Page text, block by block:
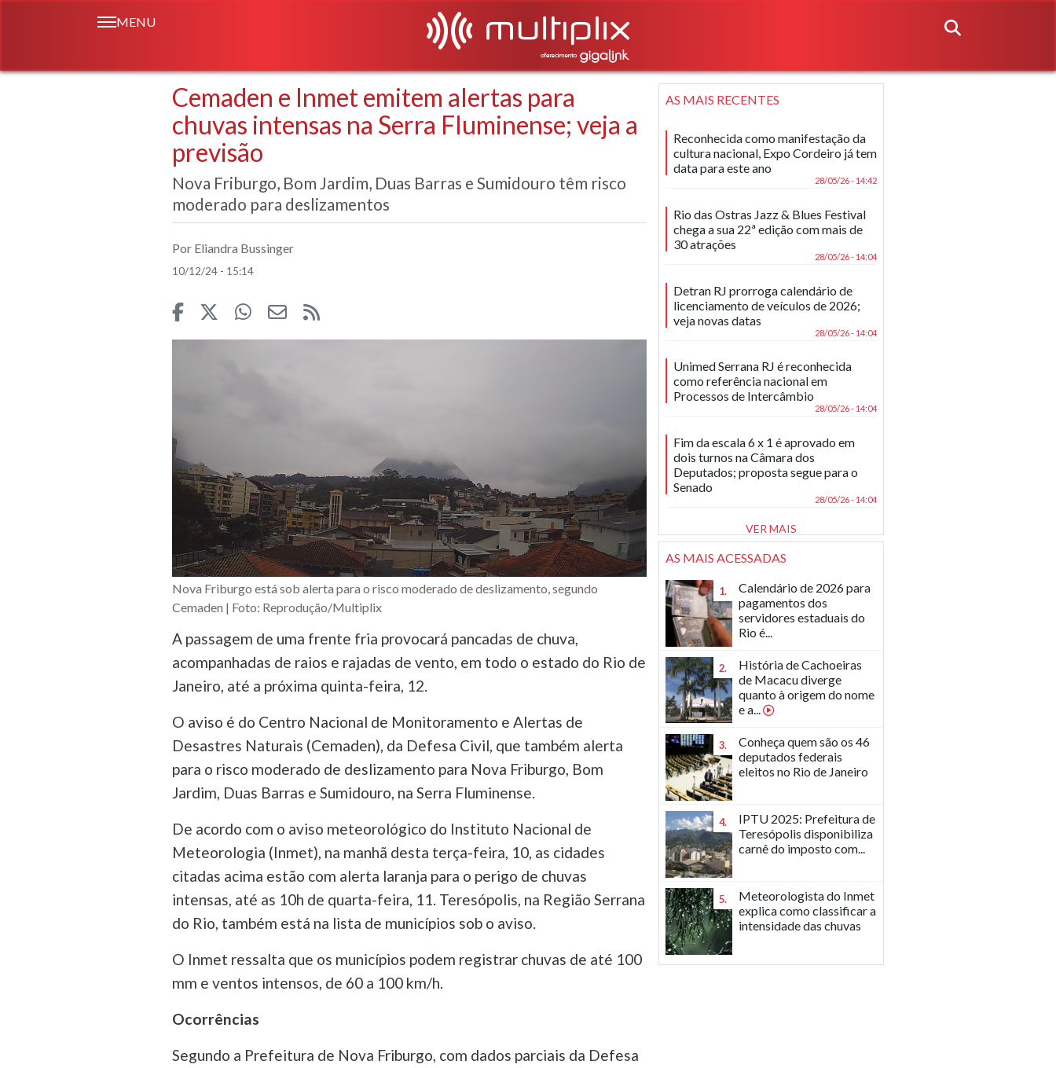
MENU
Cemaden e Inmet emitem alertas para
chuvas intensas na Serra Fluminense; veja a
previsão
Nova Friburgo, Bom Jardim, Duas Barras e Sumidouro têm risco
moderado para deslizamentos
Por Eliandra Bussinger
10/12/24 - 15:14
Nova Friburgo está sob alerta para o risco moderado de deslizamento, segundo
Cemaden | Foto: Reprodução/Multiplix
A passagem de uma frente fria provocará pancadas de chuva,
acompanhadas de raios e rajadas de vento, em todo o estado do Rio de
Janeiro, até a próxima quinta-feira, 12.
O aviso é do Centro Nacional de Monitoramento e Alertas de
Desastres Naturais (Cemaden), da Defesa Civil, que também alerta
para o risco moderado de deslizamento para Nova Friburgo, Bom
Jardim, Duas Barras e Sumidouro, na Serra Fluminense.
De acordo com o aviso meteorológico do Instituto Nacional de
Meteorologia (Inmet), na manhã desta terça-feira, 10, as cidades
citadas acima estão com alerta laranja para o perigo de chuvas
intensas, até as 10h de quarta-feira, 11. Teresópolis, na Região Serrana
do Rio, também está na lista de municípios sob o aviso.
O Inmet ressalta que os municípios podem registrar chuvas de até 100
mm e ventos intensos, de 60 a 100 km/h.
Ocorrências
Segundo a Prefeitura de Nova Friburgo, com dados parciais da Defesa
AS MAIS RECENTES
Reconhecida como manifestação da
cultura nacional, Expo Cordeiro já tem
data para este ano
28/05/26 - 14:42
Rio das Ostras Jazz & Blues Festival
chega a sua 22ª edição com mais de
30 atrações
28/05/26 - 14:04
Detran RJ prorroga calendário de
licenciamento de veículos de 2026;
veja novas datas
28/05/26 - 14:04
Unimed Serrana RJ é reconhecida
como referência nacional em
Processos de Intercâmbio
28/05/26 - 14:04
Fim da escala 6 x 1 é aprovado em
dois turnos na Câmara dos
Deputados; proposta segue para o
Senado
28/05/26 - 14:04
VER MAIS
AS MAIS ACESSADAS
1.
Calendário de 2026 para
pagamentos dos
servidores estaduais do
Rio é...
2.
História de Cachoeiras
de Macacu diverge
quanto à origem do nome
e a...
3.
Conheça quem são os 46
deputados federais
eleitos no Rio de Janeiro
4.
IPTU 2025: Prefeitura de
Teresópolis disponibiliza
carnê do imposto com...
5.
Meteorologista do Inmet
explica como classificar a
intensidade das chuvas